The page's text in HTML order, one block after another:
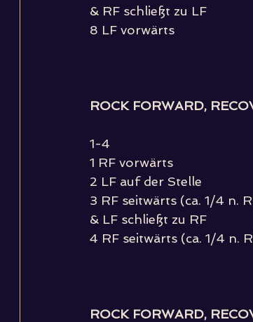
& RF schließt zu LF
8 LF vorwärts
ROCK FORWARD,
1-4
1 RF vorwärts
2 LF auf der Stelle
3 RF seitwärts (ca. 1/4 n.
& LF schließt zu RF
4 RF seitwärts (ca. 1/4 n.
ROCK FORWARD,